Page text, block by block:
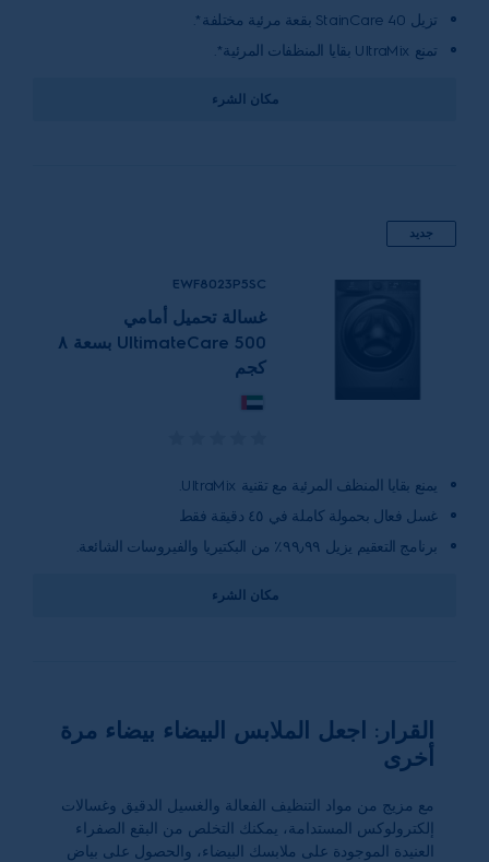
تزيل StainCare 40 بقعة مرئية مختلفة*.
تمنع UltraMix بقايا المنظفات المرئية*.
مكان الشرء
جديد
EWF8023P5SC
غسالة تحميل أمامي
UltimateCare 500 بسعة ٨
كجم
يمنع بقايا المنظف المرئية مع تقنية UltraMix.
غسل فعال بحمولة كاملة في ٤٥ دقيقة فقط
برنامج التعقيم يزيل ٩٩٫٩٩٪ من البكتيريا والفيروسات الشائعة.
مكان الشرء
القرار: اجعل الملابس البيضاء بيضاء مرة
أخرى
مع مزيج من مواد التنظيف الفعالة والغسيل الدقيق وغسالات
إلكترولوكس المستدامة، يمكنك التخلص من البقع الصفراء
العنيدة الموجودة على ملابسك البيضاء، والحصول على بياض